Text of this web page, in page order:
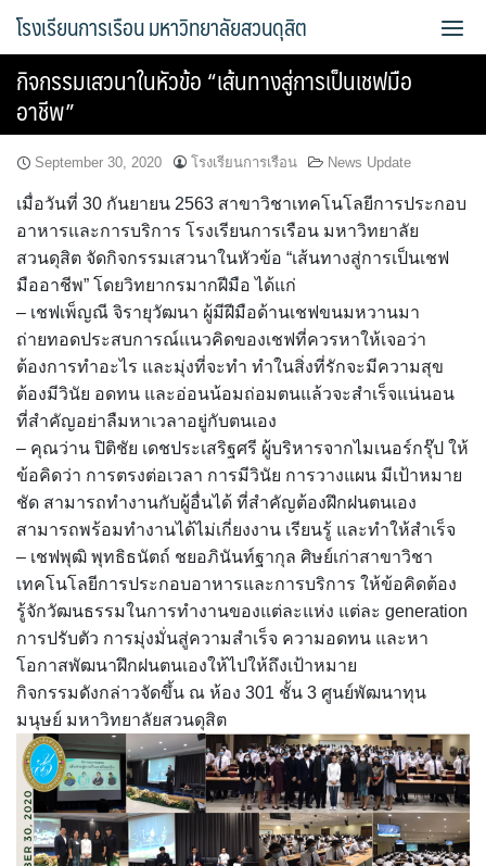
Bread Exclusive
Cake Exclusive
main
main2
main3
Sample Page
การจัดการความรู้ (KM)
ข้อมูลติดต่อและการเดินทาง
ขั้นตอน/แนวทางการปฏิบัติงาน
คณะกรรมการประจำโรงเรียนการเรือน
คลิปสาระเทคนิคสไตส์การเรือน
คลิปเทคนิคการทำอาหารง่าย ๆ สไตล์เด็กหอ
ค่าเล่าเรียน
ค่าเล่าเรียน
คำถามที่พบบ่อย
โรงเรียนการเรือน มหาวิทยาลัยสวนดุสิต
กิจกรรมเสวนาในหัวข้อ “เส้นทางสู่การเป็นเชฟมือ
อาชีพ”
September 30, 2020 โรงเรียนการเรือน News Update
เมื่อวันที่ 30 กันยายน 2563 สาขาวิชาเทคโนโลยีการประกอบ
อาหารและการบริการ โรงเรียนการเรือน มหาวิทยาลัย
สวนดุสิต จัดกิจกรรมเสวนาในหัวข้อ “เส้นทางสู่การเป็นเชฟ
มืออาชีพ” โดยวิทยากรมากฝีมือ ได้แก่
– เชฟเพ็ญณี จิรายุวัฒนา ผู้มีฝีมือด้านเชฟขนมหวานมา
ถ่ายทอดประสบการณ์แนวคิดของเชฟที่ควรหาให้เจอว่า
ต้องการทำอะไร และมุ่งที่จะทำ ทำในสิ่งที่รักจะมีความสุข
ต้องมีวินัย อดทน และอ่อนน้อมถ่อมตนแล้วจะสำเร็จแน่นอน
ที่สำคัญอย่าลืมหาเวลาอยู่กับตนเอง
– คุณว่าน ปิติชัย เดชประเสริฐศรี ผู้บริหารจากไมเนอร์กรุ๊ป ให้
ข้อคิดว่า การตรงต่อเวลา การมีวินัย การวางแผน มีเป้าหมาย
ชัด สามารถทำงานกับผู้อื่นได้ ที่สำคัญต้องฝึกฝนตนเอง
สามารถพร้อมทำงานได้ไม่เกี่ยงงาน เรียนรู้ และทำให้สำเร็จ
– เชฟพุฒิ พุทธิธนัตถ์ ชยอภินันท์ฐากุล ศิษย์เก่าสาขาวิชา
เทคโนโลยีการประกอบอาหารและการบริการ ให้ข้อคิดต้อง
รู้จักวัฒนธรรมในการทำงานของแต่ละแห่ง แต่ละ generation
การปรับตัว การมุ่งมั่นสู่ความสำเร็จ ความอดทน และหา
โอกาสพัฒนาฝึกฝนตนเองให้ไปให้ถึงเป้าหมาย
กิจกรรมดังกล่าวจัดขึ้น ณ ห้อง 301 ชั้น 3 ศูนย์พัฒนาทุน
มนุษย์ มหาวิทยาลัยสวนดุสิต